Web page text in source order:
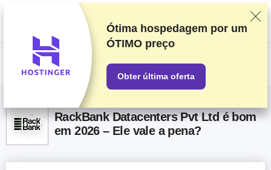
Classificamos os fornecedores com base em testes e pesquisas
rigorosos, mas também levamos em consideração seu feedback e
nossos acordos comerciais com provedores. Esta página contém links
de afiliados.
Divulgação de Publicidade
US$
RackBank Datacenters Pvt Ltd é bom
em 2026 – Ele vale a pena?
Ótima hospedagem por um
ÓTIMO preço
Obter última oferta